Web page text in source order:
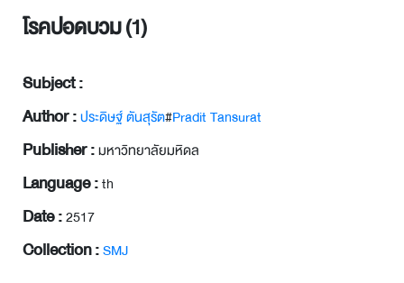
โรคปอดบวม (1)
Subject :
Author :ประดิษฐ์ ตันสุรัต#Pradit Tansurat
Publisher :มหาวิทยาลัยมหิดล
Language :th
Date :2517
Collection :SMJ